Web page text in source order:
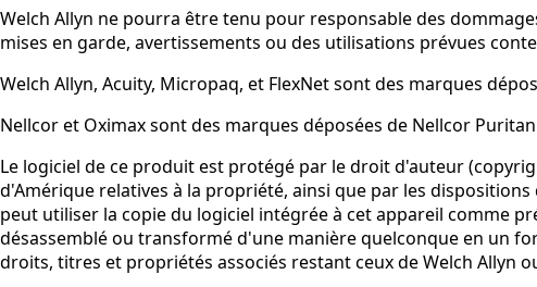
Welch Allyn ne pourra être tenu pour responsable des
mises en garde, avertissements ou des utilisations prévues
Welch Allyn, Acuity, Micropaq, et FlexNet sont des marques
Nellcor et Oximax sont des marques déposées de Nellcor
Le logiciel de ce produit est protégé par le droit d'auteur
d'Amérique relatives à la propriété, ainsi que par les
peut utiliser la copie du logiciel intégrée à cet appareil comme
désassemblé ou transformé d'une manière quelconque en un
droits, titres et propriétés associés restant ceux de Welch Allyn